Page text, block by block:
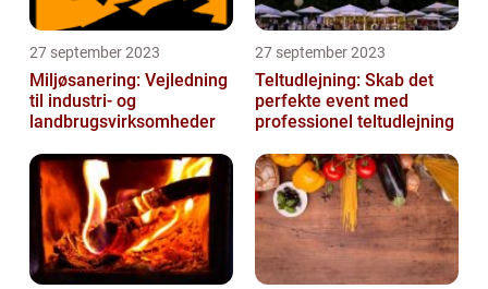
27 september 2023
Miljøsanering: Vejledning
til industri- og
landbrugsvirksomheder
27 september 2023
Teltudlejning: Skab det
perfekte event med
professionel teltudlejning